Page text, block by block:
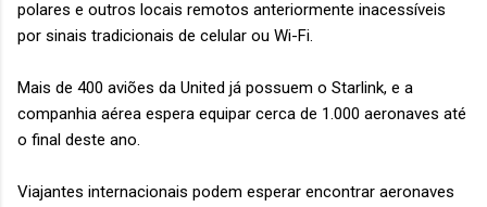
polares e outros locais remotos anteriormente inacessíveis
por sinais tradicionais de celular ou Wi-Fi.
Mais de 400 aviões da United já possuem o Starlink, e a
companhia aérea espera equipar cerca de 1.000 aeronaves até
o final deste ano.
Viajantes internacionais podem esperar encontrar aeronaves